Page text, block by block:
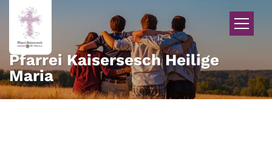
Zum Inhalt springen
Pfarrei Kaisersesch Heilige
Maria